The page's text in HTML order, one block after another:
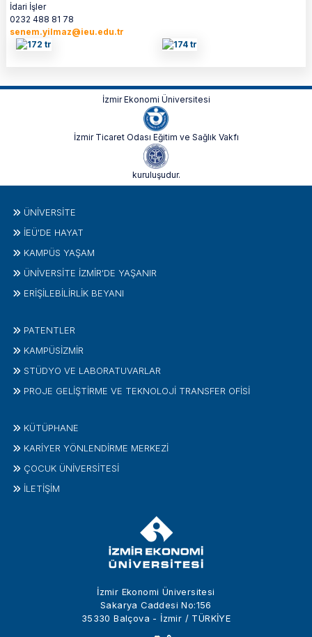
İdari İşler
0232 488 81 78
senem.yilmaz@ieu.edu.tr
İzmir Ekonomi Üniversitesi
İzmir Ticaret Odası Eğitim ve Sağlık Vakfı
kuruluşudur.
İzmir Ekonomi Üniversitesi
Sakarya Caddesi No:156
35330 Balçova - İzmir / TÜRKİYE
ÜNIVERSITE
İEÜ'DE HAYAT
KAMPÜS YAŞAM
ÜNİVERSİTE İZMİR'DE YAŞANIR
ERİŞİLEBİLİRLİK BEYANI
PATENTLER
KAMPÜSİZMIR
STÜDYO VE LABORATUVARLAR
PROJE GELIŞTIRME VE TEKNOLOJI TRANSFER OFISI
KÜTÜPHANE
KARİYER YÖNLENDİRME MERKEZİ
ÇOCUK ÜNIVERSITESI
İLETIŞIM